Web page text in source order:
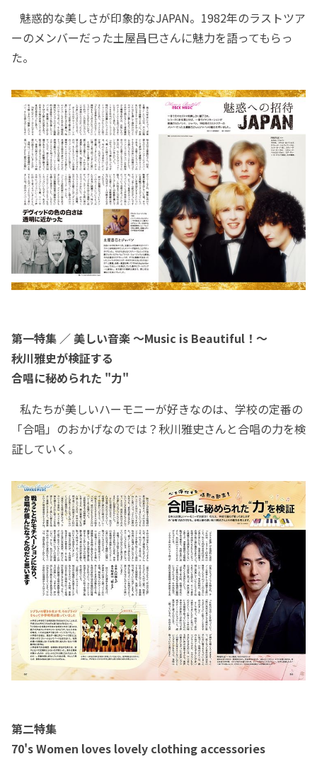
魅惑的な美しさが印象的なJAPAN。1982年のラストツア
ーのメンバーだった土屋昌巳さんに魅力を語ってもらっ
た。
第一特集 ／ 美しい音楽 ～Music is Beautiful！～
秋川雅史が検証する
合唱に秘められた "力"
私たちが美しいハーモニーが好きなのは、学校の定番の
「合唱」のおかげなのでは？秋川雅史さんと合唱の力を検
証していく。
第二特集
70's Women loves lovely clothing accessories